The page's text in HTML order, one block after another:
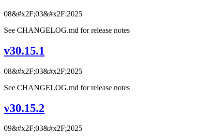
08&#x2F;03&#x2F;2025
See CHANGELOG.md for release notes
v30.15.1
08&#x2F;03&#x2F;2025
See CHANGELOG.md for release notes
v30.15.2
09&#x2F;03&#x2F;2025